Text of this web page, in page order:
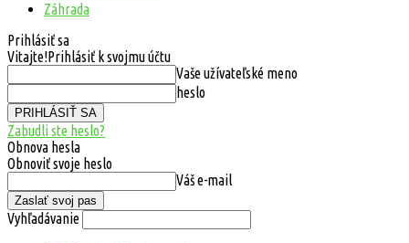
Záhrada
Prihlásiť sa
Vitajte!Prihlásiť k svojmu účtu
Vaše užívateľské meno
heslo
Zabudli ste heslo?
Obnova hesla
Obnoviť svoje heslo
Váš e-mail
Vyhľadávanie